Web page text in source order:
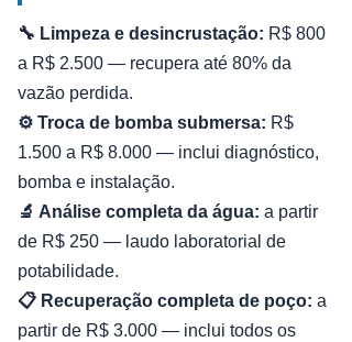
🔧 Limpeza e desincrustação: R$ 800
a R$ 2.500 — recupera até 80% da
vazão perdida.
⚙️ Troca de bomba submersa: R$
1.500 a R$ 8.000 — inclui diagnóstico,
bomba e instalação.
🔬 Análise completa da água: a partir
de R$ 250 — laudo laboratorial de
potabilidade.
📋 Recuperação completa de poço: a
partir de R$ 3.000 — inclui todos os